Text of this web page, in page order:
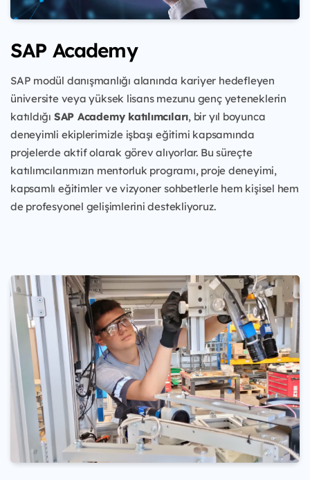
SAP Academy
SAP modül danışmanlığı alanında kariyer hedefleyen
üniversite veya yüksek lisans mezunu genç yeteneklerin
katıldığı SAP Academy katılımcıları, bir yıl boyunca
deneyimli ekiplerimizle işbaşı eğitimi kapsamında
projelerde aktif olarak görev alıyorlar. Bu süreçte
katılımcılarımızın mentorluk programı, proje deneyimi,
kapsamlı eğitimler ve vizyoner sohbetlerle hem kişisel hem
de profesyonel gelişimlerini destekliyoruz.